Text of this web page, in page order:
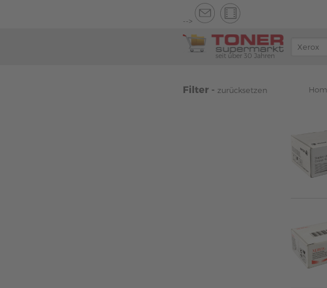
-->
seit über 30 Jahren
Filter - zurücksetzen